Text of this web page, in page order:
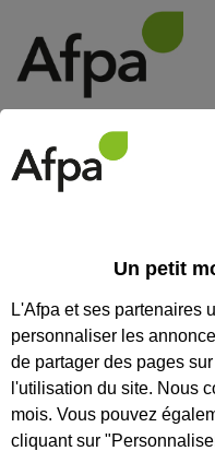
AU
Un petit
L'Afpa et ses partenaires
personnaliser les
de partager des pages
l'utilisation du site. Nous
mois. Vous pouvez
cliquant sur